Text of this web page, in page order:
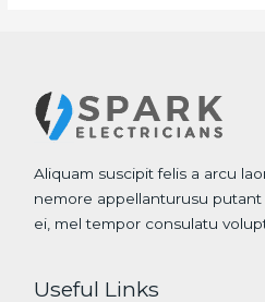
Aliquam suscipit felis a arcu
nemore appellanturusu
ei, mel tempor consulatu
Useful Links